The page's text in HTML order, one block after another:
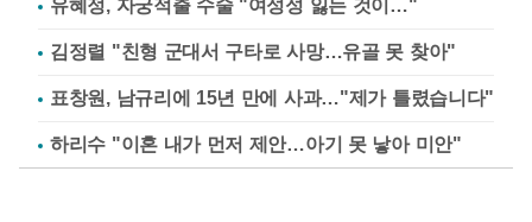
유혜정, 자궁적출 수술 "여성성 잃는 것이…"
김정렬 "친형 군대서 구타로 사망…유골 못 찾아"
표창원, 남규리에 15년 만에 사과…"제가 틀렸습니다"
하리수 "이혼 내가 먼저 제안…아기 못 낳아 미안"